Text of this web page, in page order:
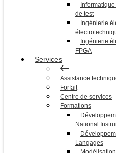
de test
Ingénierie
Ingénierie
FPGA
Services
Assistance
Forfait
Centre de services
Formations
National
Langages